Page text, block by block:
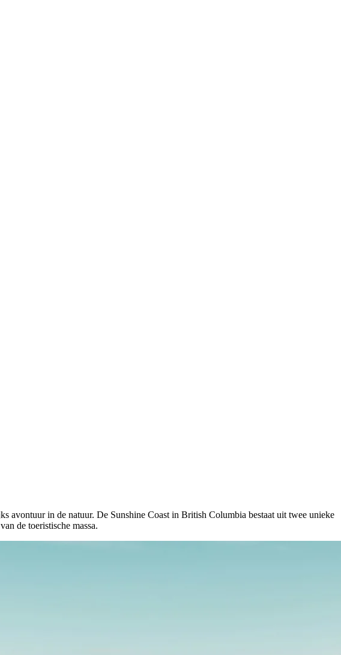
avontuur in de natuur. De Sunshine Coast in British Columbia bestaat uit twee unieke
de toeristische massa.